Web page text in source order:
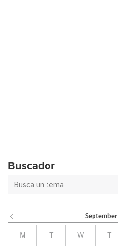
Buscador
September
M W